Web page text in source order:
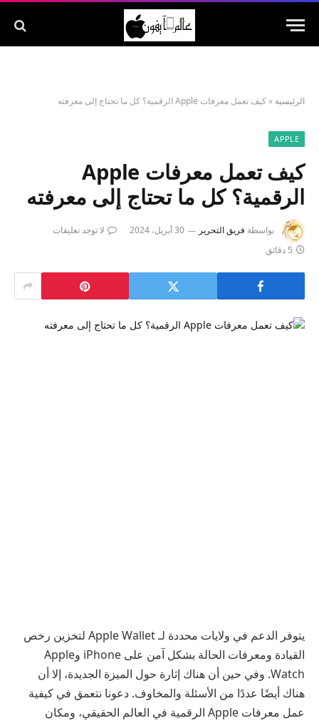
الرئيسية »كيف تعمل معرفات Apple الرقمية؟ كل ما تحتاج إلى معرفته
APPLE
كيف تعمل معرفات Apple
الرقمية؟ كل ما تحتاج إلى معرفته
بواسطة فريق التحرير 30 أبريل، 2024
لا توجد تعليقات
5 دقائق
يتوفر الدعم في ولايات محددة لـ Apple Wallet لتخزين رخص
القيادة ومعرفات الحالة بشكل آمن على iPhone وApple
Watch. وفي حين أن هناك إثارة حول الميزة الجديدة، إلا أن
هناك أيضًا عددًا من الأسئلة والمخاوف. دعونا نتعمق في كيفية
عمل معرفات Apple الرقمية في العالم الحقيقي، ومكان